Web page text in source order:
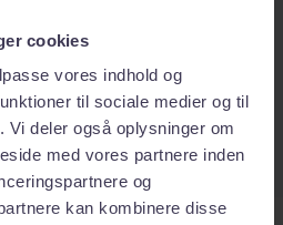
cookies
vores indhold og
til sociale medier og til
deler også oplysninger om
med vores partnere inden
og
kan kombinere disse